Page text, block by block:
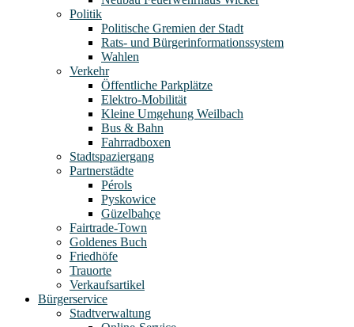
Politik
Politische Gremien der Stadt
Rats- und Bürgerinformationssystem
Wahlen
Verkehr
Öffentliche Parkplätze
Elektro-Mobilität
Kleine Umgehung Weilbach
Bus & Bahn
Fahrradboxen
Stadtspaziergang
Partnerstädte
Pérols
Pyskowice
Güzelbahçe
Fairtrade-Town
Goldenes Buch
Friedhöfe
Trauorte
Verkaufsartikel
Bürgerservice
Stadtverwaltung